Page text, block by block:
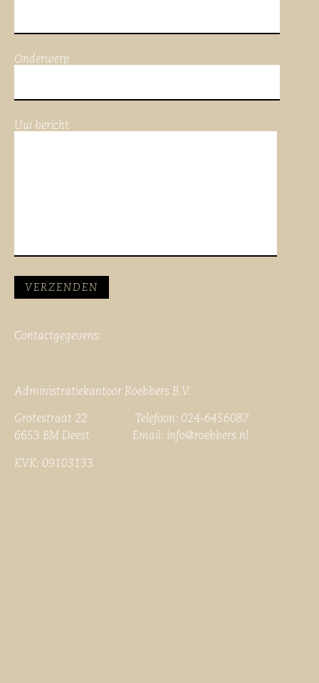
Onderwerp
Uw bericht
Contactgegevens:
Administratiekantoor Roebbers B.V.
Grotestraat 22 Telefoon: 024-6456087
6653 BM Deest Email: info@roebbers.nl
KVK: 09103133